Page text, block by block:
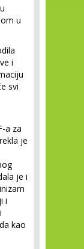
u
i
svi
a za
je
je i
i
kao